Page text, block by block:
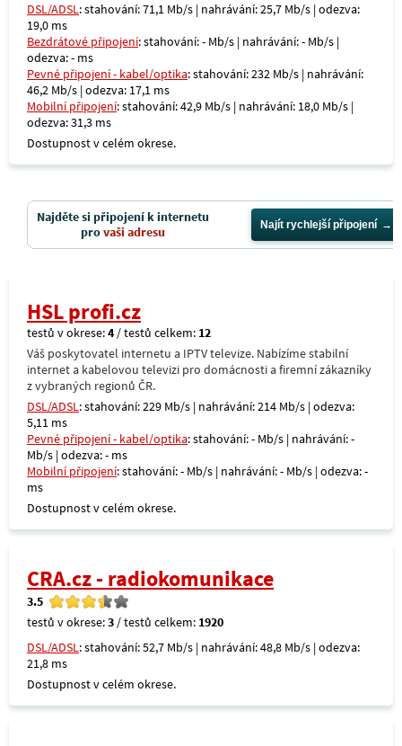
DSL/ADSL: stahování: 71,1 Mb/s | nahrávání: 25,7 Mb/s | odezva:
19,0 ms
Bezdrátové připojení: stahování: - Mb/s | nahrávání: - Mb/s |
odezva: - ms
Pevné připojení - kabel/optika: stahování: 232 Mb/s | nahrávání:
46,2 Mb/s | odezva: 17,1 ms
Mobilní připojení: stahování: 42,9 Mb/s | nahrávání: 18,0 Mb/s |
odezva: 31,3 ms
Dostupnost v celém okrese.
Najděte si připojení k internetu
provaši adresu Najít rychlejší připojení
HSL profi.cz
testů v okrese:4 / testů celkem: 12
Váš poskytovatel internetu a IPTV televize. Nabízíme stabilní
internet a kabelovou televizi pro domácnosti a firemní zákazníky
z vybraných regionů ČR.
DSL/ADSL: stahování: 229 Mb/s | nahrávání: 214 Mb/s | odezva:
5,11 ms
Pevné připojení - kabel/optika: stahování: - Mb/s | nahrávání: -
Mb/s | odezva: - ms
Mobilní připojení: stahování: - Mb/s | nahrávání: - Mb/s | odezva: -
ms
Dostupnost v celém okrese.
CRA.cz - radiokomunikace
3.5
testů v okrese:3 / testů celkem: 1920
DSL/ADSL: stahování: 52,7 Mb/s | nahrávání: 48,8 Mb/s | odezva:
21,8 ms
Dostupnost v celém okrese.